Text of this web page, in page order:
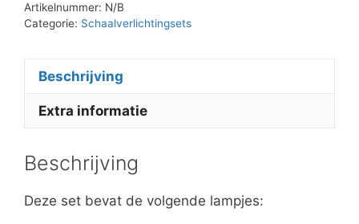
Artikelnummer: N/B
Categorie: Schaalverlichtingsets
Beschrijving
Extra informatie
Beschrijving
Deze set bevat de volgende lampjes: